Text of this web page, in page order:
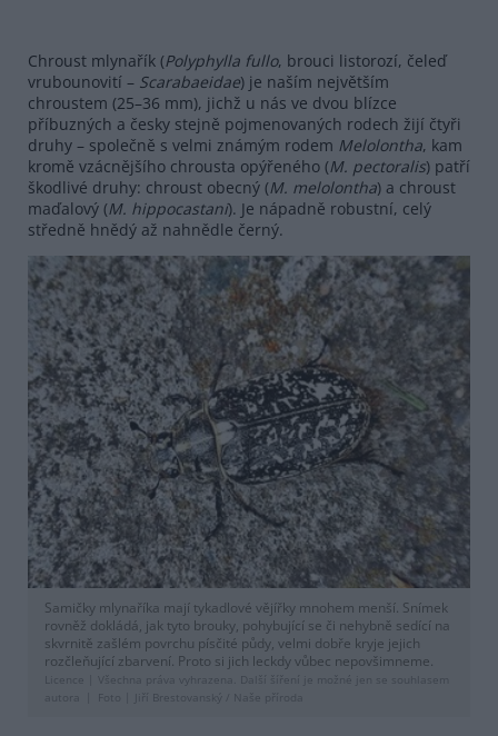
Chroust mlynařík (Polyphylla fullo, brouci listorozí, čeleď
vrubounovití – Scarabaeidae) je naším největším
chroustem (25–36 mm), jichž u nás ve dvou blízce
příbuzných a česky stejně pojmenovaných rodech žijí čtyři
druhy – společně s velmi známým rodem Melolontha, kam
kromě vzácnějšího chrousta opýřeného (M. pectoralis) patří
škodlivé druhy: chroust obecný (M. melolontha) a chroust
maďalový (M. hippocastani). Je nápadně robustní, celý
středně hnědý až nahnědle černý.
Samičky mlynaříka mají tykadlové vějířky mnohem menší. Snímek
rovněž dokládá, jak tyto brouky, pohybující se či nehybně sedící na
skvrnitě zašlém povrchu písčité půdy, velmi dobře kryje jejich
rozčleňující zbarvení. Proto si jich leckdy vůbec nepovšimneme.
Licence |
Všechna práva vyhrazena. Další šíření je možné jen se souhlasem
autora
Foto | Jiří Brestovanský / Naše příroda